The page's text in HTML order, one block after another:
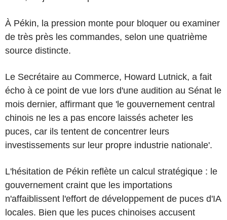
À Pékin, la pression monte pour bloquer ou examiner
de très près les commandes, selon une quatrième
source distincte.
Le Secrétaire au Commerce, Howard Lutnick, a fait
écho à ce point de vue lors d'une audition au Sénat le
mois dernier, affirmant que 'le gouvernement central
chinois ne les a pas encore laissés acheter les
puces, car ils tentent de concentrer leurs
investissements sur leur propre industrie nationale'.
L'hésitation de Pékin reflète un calcul stratégique : le
gouvernement craint que les importations
n'affaiblissent l'effort de développement de puces d'IA
locales. Bien que les puces chinoises accusent